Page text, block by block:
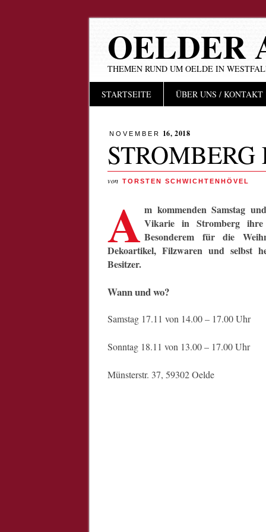
OELDER
THEMEN RUND UM OELDE IN
Hauptmenü
InhaltSTARTSEITE ÜBER UNS / KONTAKT
NOVEMBER 16, 2018
von TORSTEN SCHWICHTENHÖVEL
A m kommenden Samstag
Vikarie in Stromberg
Besonderem für die
Dekoartikel, Filzwaren und selbst
Besitzer.
Wann und wo?
Samstag 17.11 von 14.00 – 17.00 Uhr
Sonntag 18.11 von 13.00 – 17.00 Uhr
Münsterstr. 37, 59302 Oelde